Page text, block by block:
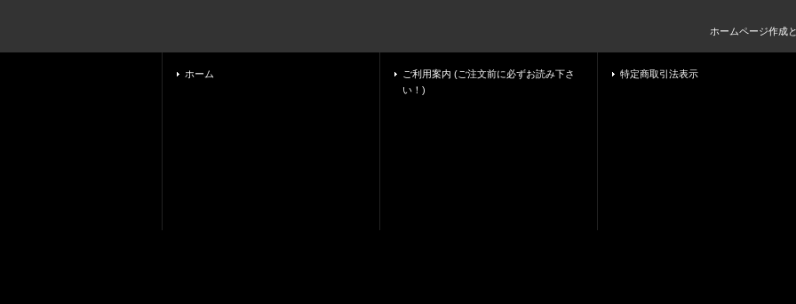
ホームページ作成
ホーム
ご利用案内 (ご注文前に必ずお読み下さ
い！)
特定商取引法表示